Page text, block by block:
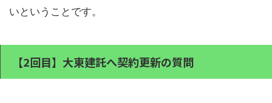
いということです。
【2回目】大東建託へ契約更新の質問